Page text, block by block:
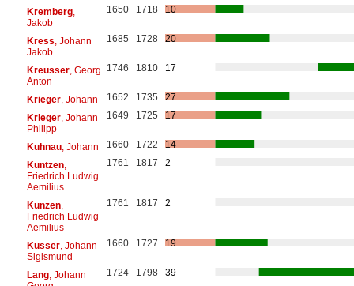
Kremberg,
Jakob
1650 1718 10
Kress , Johann
Jakob
1685 1728 20
Kreusser, Georg
Anton
1746 1810 17
Krieger, Johann 1652 1735
27
Krieger, Johann
Philipp
1649 1725 17
Kuhnau, Johann 1660 1722
14
Kuntzen,
Friedrich Ludwig
Aemilius
1761 1817 2
Kunzen,
Friedrich Ludwig
Aemilius
1761 1817 2
Kusser, Johann
Sigismund
1660 1727 19
Lang, Johann
1724 1798 39